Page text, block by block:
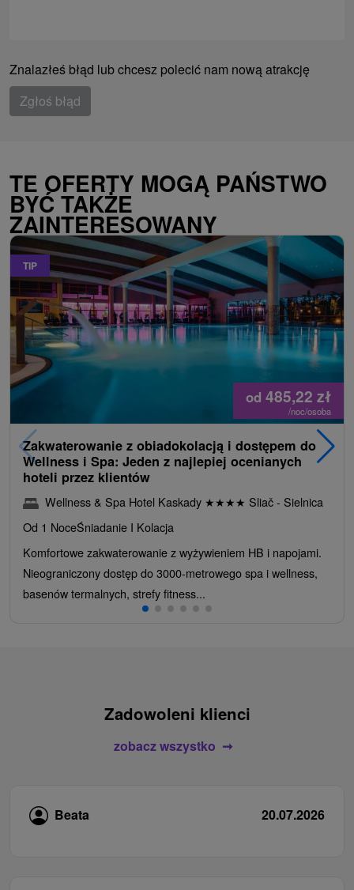
Znalazłeś błąd lub chcesz polecić nam nową atrakcję
Zgłoś błąd
TE OFERTY MOGĄ PAŃSTWO
BYĆ TAKŻE
ZAINTERESOWANY
TIP
od 485,22 zł
/noc/osoba
Zakwaterowanie z obiadokolacją i dostępem do
Wellness i Spa: Jeden z najlepiej ocenianych
hoteli przez klientów
Wellness & Spa Hotel Kaskady ★★★★ Sliač - Sielnica
Od 1 NoceŚniadanie I Kolacja
Komfortowe zakwaterowanie z wyżywieniem HB i napojami.
Nieograniczony dostęp do 3000-metrowego spa i wellness,
basenów termalnych, strefy fitness...
Zadowoleni klienci
zobacz wszystko
Beata 20.07.2026